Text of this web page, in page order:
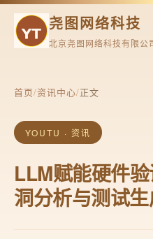
尧图网络科技
北京尧图网络科技有限公
首页/资讯中心/正文
YOUTU · 资讯
LLM赋能硬件
洞分析与测试